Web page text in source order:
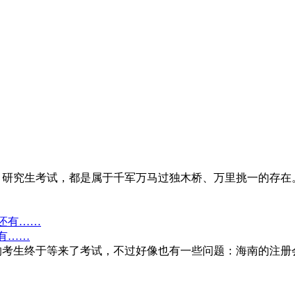
究生考试，都是属于千军万马过独木桥、万里挑一的存
有……
生终于等来了考试，不过好像也有一些问题：海南的注